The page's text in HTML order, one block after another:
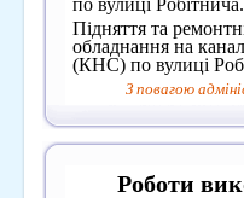
по вулиці Робітнича.
Підняття та
обладнання на
(КНС) по вулиці
З повагою
Роботи